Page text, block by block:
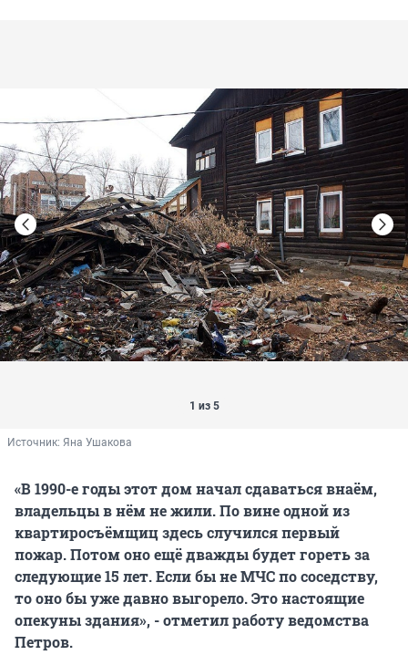
1 из 5
Источник: Яна Ушакова
«В 1990-е годы этот дом начал сдаваться внаём,
владельцы в нём не жили. По вине одной из
квартиросъёмщиц здесь случился первый
пожар. Потом оно ещё дважды будет гореть за
следующие 15 лет. Если бы не МЧС по соседству,
то оно бы уже давно выгорело. Это настоящие
опекуны здания», - отметил работу ведомства
Петров.